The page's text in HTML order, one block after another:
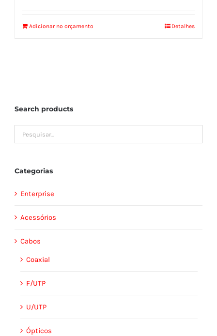
Adicionar no orçamento Detalhes
Search products
Categorias
Enterprise
Acessórios
Cabos
Coaxial
F/UTP
U/UTP
Ópticos